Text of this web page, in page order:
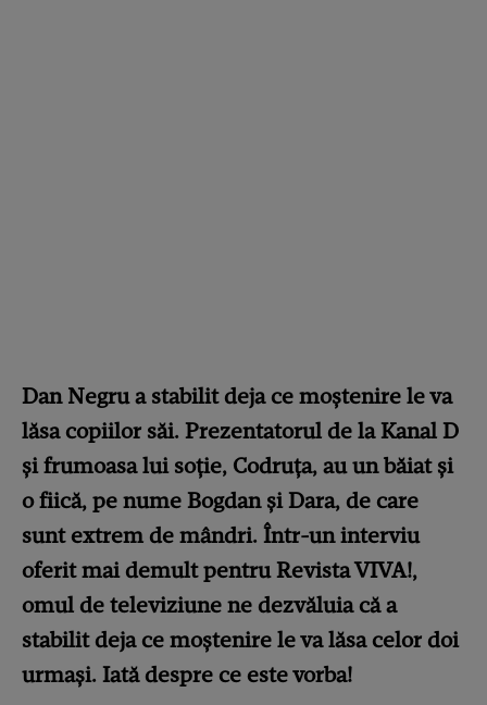
Dan Negru a stabilit deja ce moștenire le va
lăsa copiilor săi. Prezentatorul de la Kanal D
și frumoasa lui soție, Codruța, au un băiat și
o fiică, pe nume Bogdan și Dara, de care
sunt extrem de mândri. Într-un interviu
oferit mai demult pentru Revista VIVA!,
omul de televiziune ne dezvăluia că a
stabilit deja ce moștenire le va lăsa celor doi
urmași. Iată despre ce este vorba!